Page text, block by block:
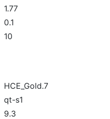
1.77
0.1
10
HCE_Gold.7
qt-s1
9.3